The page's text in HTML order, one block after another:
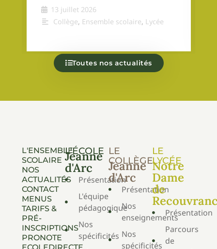
13 juillet 2026
Collège, Ensemble scolaire, Lycée
Toutes nos actualités
L'ENSEMBLE
SCOLAIRE
NOS
ACTUALITÉS
CONTACT
MENUS
TARIFS &
PRÉ-
INSCRIPTIONS
PRONOTE
L'ÉCOLE
Jeanne
d'Arc
Présentation
L'équipe
pédagogique
Nos
spécificités
LE
COLLÈGE
Jeanne
d'Arc
Présentation
Nos
enseignements
Nos
spécificités
LE
LYCÉE
Notre
Dame
de
Présentation
Parcours
de